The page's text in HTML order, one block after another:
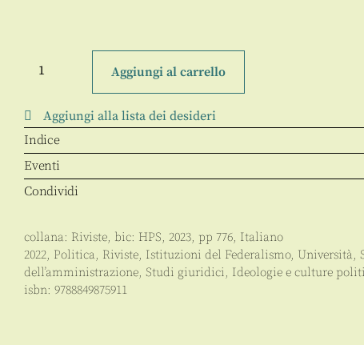
del
2022
-
Anno
XLIII
-
3
-
luglio/settembre
Aggiungi al carrello
Aggiungi alla lista dei desideri
Indice
Eventi
Condividi
collana: Riviste, bic: HPS, 2023, pp 776, Italiano
2022, Politica, Riviste, Istituzioni del Federalismo, Università,
dell’amministrazione, Studi giuridici, Ideologie e culture
isbn: 9788849875911